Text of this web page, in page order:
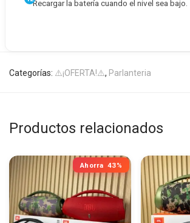
Recargar la batería cuando el nivel sea bajo.
Categorías: ⚠️¡OFERTA!⚠️, Parlanteria
Productos relacionados
Ahorra 43%